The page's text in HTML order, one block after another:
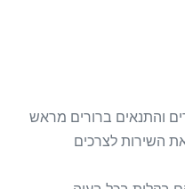
והתנאים ברורים מראש
השירות לצרכים